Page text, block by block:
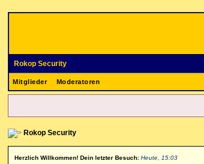
Rokop Security
Mitglieder Moderatoren
Rokop Security
Herzlich Willkommen! Dein letzter Besuch:Heute, 15:03